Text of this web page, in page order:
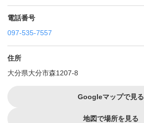
電話番号
097-535-7557
住所
大分県大分市森1207-8
Googleマップで見る
地図で場所を見る